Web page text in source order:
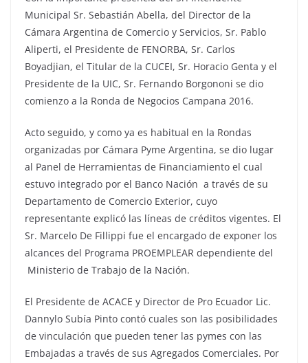
Municipal Sr. Sebastián Abella, del Director de la
Cámara Argentina de Comercio y Servicios, Sr. Pablo
Aliperti, el Presidente de FENORBA, Sr. Carlos
Boyadjian, el Titular de la CUCEI, Sr. Horacio Genta y el
Presidente de la UIC, Sr. Fernando Borgononi se dio
comienzo a la Ronda de Negocios Campana 2016.
Acto seguido, y como ya es habitual en la Rondas
organizadas por Cámara Pyme Argentina, se dio lugar
al Panel de Herramientas de Financiamiento el cual
estuvo integrado por el Banco Nación a través de su
Departamento de Comercio Exterior, cuyo
representante explicó las líneas de créditos vigentes. El
Sr. Marcelo De Fillippi fue el encargado de exponer los
alcances del Programa PROEMPLEAR dependiente del
Ministerio de Trabajo de la Nación.
El Presidente de ACACE y Director de Pro Ecuador Lic.
Dannylo Subía Pinto contó cuales son las posibilidades
de vinculación que pueden tener las pymes con las
Embajadas a través de sus Agregados Comerciales. Por